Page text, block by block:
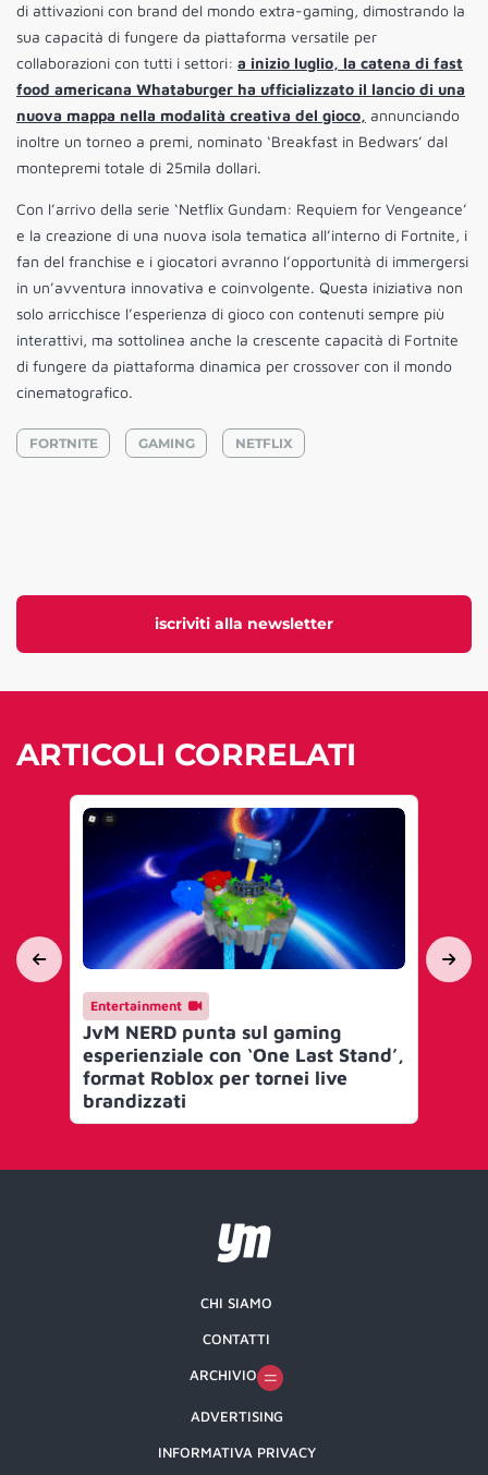
iscriviti alla newsletter
di attivazioni con brand del mondo extra-gaming, dimostrando la
sua capacità di fungere da piattaforma versatile per
collaborazioni con tutti i settori: a inizio luglio, la catena di fast
food americana Whataburger ha ufficializzato il lancio di una
nuova mappa nella modalità creativa del gioco, annunciando
inoltre un torneo a premi, nominato ‘Breakfast in Bedwars’ dal
montepremi totale di 25mila dollari.
Con l’arrivo della serie ‘Netflix Gundam: Requiem for Vengeance’
e la creazione di una nuova isola tematica all’interno di Fortnite, i
fan del franchise e i giocatori avranno l’opportunità di immergersi
in un’avventura innovativa e coinvolgente. Questa iniziativa non
solo arricchisce l’esperienza di gioco con contenuti sempre più
interattivi, ma sottolinea anche la crescente capacità di Fortnite
di fungere da piattaforma dinamica per crossover con il mondo
cinematografico.
FORTNITE GAMING NETFLIX
ARTICOLI CORRELATI
Entertainment
JvM NERD punta sul gaming
esperienziale con ‘One Last Stand’,
format Roblox per tornei live
brandizzati
CHI SIAMO
CONTATTI
ARCHIVIO
ADVERTISING
INFORMATIVA PRIVACY